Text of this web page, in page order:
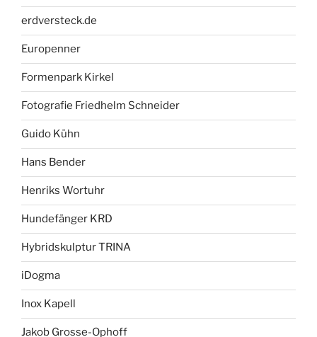
erdversteck.de
Europenner
Formenpark Kirkel
Fotografie Friedhelm Schneider
Guido Kühn
Hans Bender
Henriks Wortuhr
Hundefänger KRD
Hybridskulptur TRINA
iDogma
Inox Kapell
Jakob Grosse-Ophoff